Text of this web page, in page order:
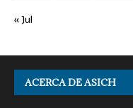
« Jul
ACERCA DE ASICH